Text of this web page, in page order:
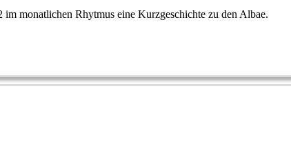
monatlichen Rhytmus eine Kurzgeschichte zu den Albae.